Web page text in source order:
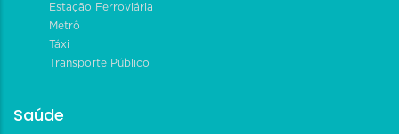
Estação Ferroviária
Metrô
Táxi
Transporte Público
Saúde